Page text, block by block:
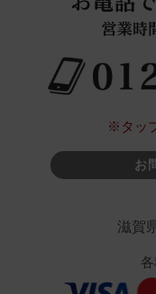
※タッ
お
滋賀